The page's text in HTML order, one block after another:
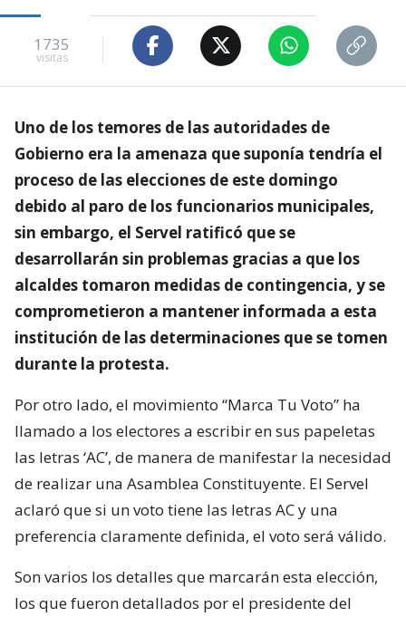
1735
visitas
Uno de los temores de las autoridades de
Gobierno era la amenaza que suponía tendría el
proceso de las elecciones de este domingo
debido al paro de los funcionarios municipales,
sin embargo, el Servel ratificó que se
desarrollarán sin problemas gracias a que los
alcaldes tomaron medidas de contingencia, y se
comprometieron a mantener informada a esta
institución de las determinaciones que se tomen
durante la protesta.
Por otro lado, el movimiento “Marca Tu Voto” ha
llamado a los electores a escribir en sus papeletas
las letras ‘AC’, de manera de manifestar la necesidad
de realizar una Asamblea Constituyente. El Servel
aclaró que si un voto tiene las letras AC y una
preferencia claramente definida, el voto será válido.
Son varios los detalles que marcarán esta elección,
los que fueron detallados por el presidente del